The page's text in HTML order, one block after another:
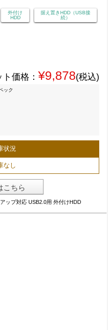
外付け
HDD
据え置きHDD（USB接
続）
ト価格： ¥9,878(税込)
ック
状況
なし
こちら
ップ対応 USB2.0用 外付けHDD